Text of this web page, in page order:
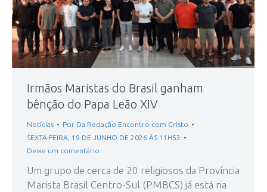
Irmãos Maristas do Brasil ganham
bênção do Papa Leão XIV
Notícias Por Da Redação Encontro com Cristo
SEXTA-FEIRA, 19 DE JUNHO DE 2026 ÀS 11H53
Deixe um comentário
Um grupo de cerca de 20 religiosos da Província
Marista Brasil Centro-Sul (PMBCS) já está na